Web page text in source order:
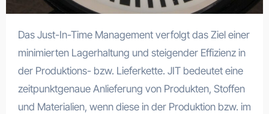
Das Just-In-Time Management verfolgt das Ziel einer
minimierten Lagerhaltung und steigender Effizienz in
der Produktions- bzw. Lieferkette. JIT bedeutet eine
zeitpunktgenaue Anlieferung von Produkten, Stoffen
und Materialien, wenn diese in der Produktion bzw. im